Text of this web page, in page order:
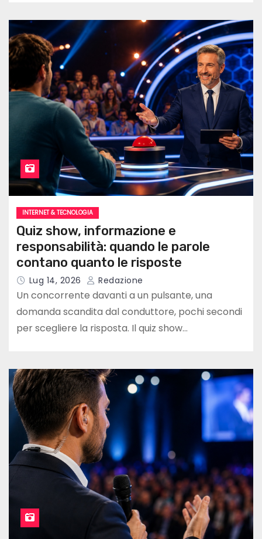
INTERNET & TECNOLOGIA
Quiz show, informazione e
responsabilità: quando le parole
contano quanto le risposte
Lug 14, 2026 Redazione
Un concorrente davanti a un pulsante, una
domanda scandita dal conduttore, pochi secondi
per scegliere la risposta. Il quiz show…